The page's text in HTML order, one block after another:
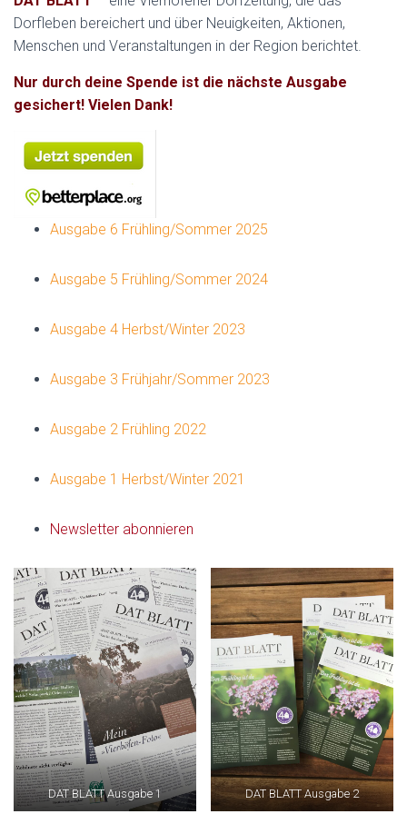
Dorfleben bereichert und über Neuigkeiten, Aktionen,
Menschen und Veranstaltungen in der Region berichtet.
Nur durch deine Spende ist die nächste Ausgabe
gesichert! Vielen Dank!
Ausgabe 6 Frühling/Sommer 2025
Ausgabe 5 Frühling/Sommer 2024
Ausgabe 4 Herbst/Winter 2023
Ausgabe 3 Frühjahr/Sommer 2023
Ausgabe 2 Frühling 2022
Ausgabe 1 Herbst/Winter 2021
Newsletter abonnieren
DAT BLATT Ausgabe 1 DAT BLATT Ausgabe 2